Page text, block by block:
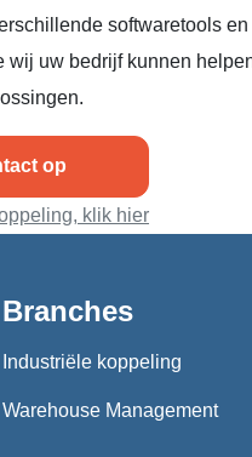
softwaretools
uw bedrijf kunnen
op
klik hier
Branches
Industriële koppeling
Warehouse Management